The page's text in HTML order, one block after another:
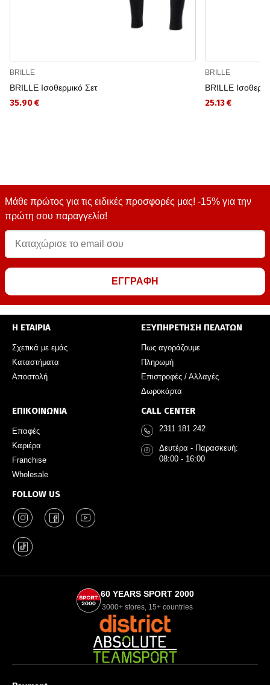
BRILLE
BRILLE Ισοθερμικό Σετ
35.90 €
BRILLE
BRILLE
25.13 €
Μάθε πρώτος για τις ειδικές προσφορές μας! -15% για την
πρώτη σου παραγγελία!
ΕΓΓΡΑΦΗ
Η ΕΤΑΙΡΙΑ
Σχετικά με εμάς
Καταστήματα
Αποστολή
ΕΞΥΠΗΡΕΤΗΣΗ ΠΕΛΑΤΩΝ
Πως αγοράζουμε
Πληρωμή
Επιστροφές / Αλλαγές
Δωροκάρτα
ΕΠΙΚΟΙΝΩΝΙΑ
Επαφές
Καριέρα
Franchise
Wholesale
FOLLOW US
CALL CENTER
2311 181 242
Δευτέρα - Παρασκευή:
08:00 - 16:00
60 YEARS SPORT 2000
3000+ stores, 15+ countries